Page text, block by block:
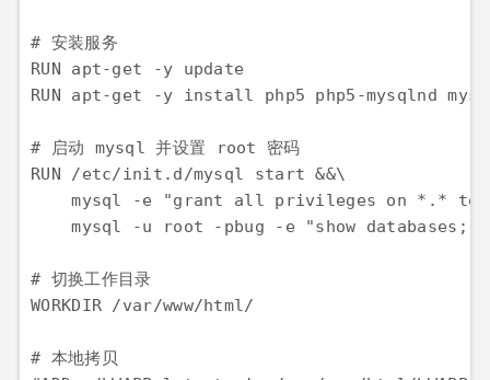
# 安装服务
RUN apt-get -y update
RUN apt-get -y install php5 php5-mysqlnd
# 启动 mysql 并设置 root 密码
RUN /etc/init.d/mysql start &&\
mysql -e "grant all privileges on *.*
    mysql -u root -pbug -e "show databases;"
# 切换工作目录
WORKDIR /var/www/html/
# 本地拷贝